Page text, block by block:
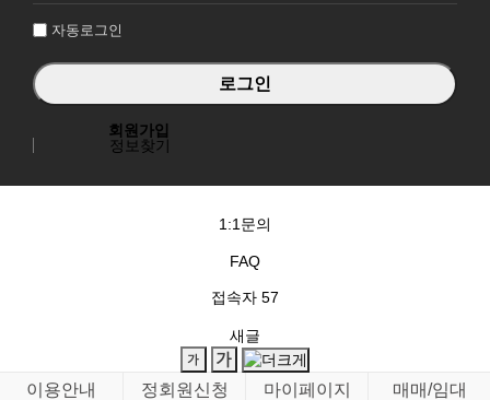
자동로그인
회원가입
정보찾기
1:1문의
FAQ
접속자 57
새글
이용안내 정회원신청 마이페이지
매매/임대